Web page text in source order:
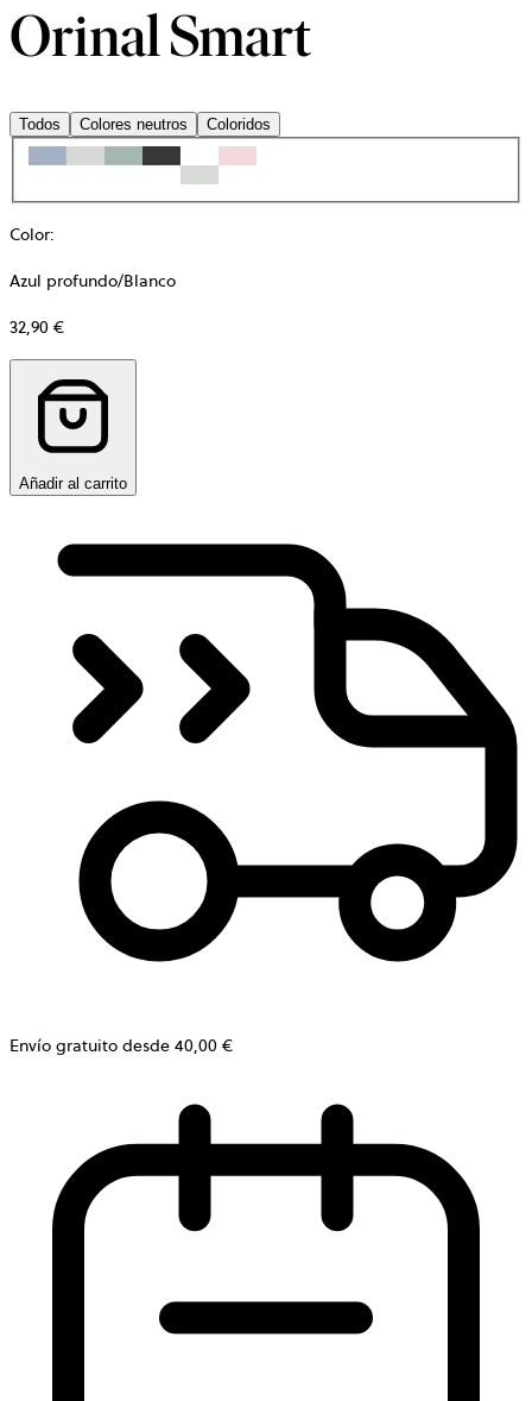
Orinal Smart
Todos Colores neutros Coloridos
Color:
Azul profundo/Blanco
32,90 €
Añadir al carrito
Envío gratuito desde 40,00 €